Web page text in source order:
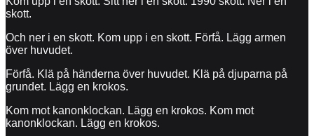
skott.
Och ner i en skott. Kom upp i en skott. Förfå. Lägg armen
över huvudet.
Förfå. Klä på händerna över huvudet. Klä på djuparna på
grundet. Lägg en krokos.
Kom mot kanonklockan. Lägg en krokos. Kom mot
kanonklockan. Lägg en krokos.